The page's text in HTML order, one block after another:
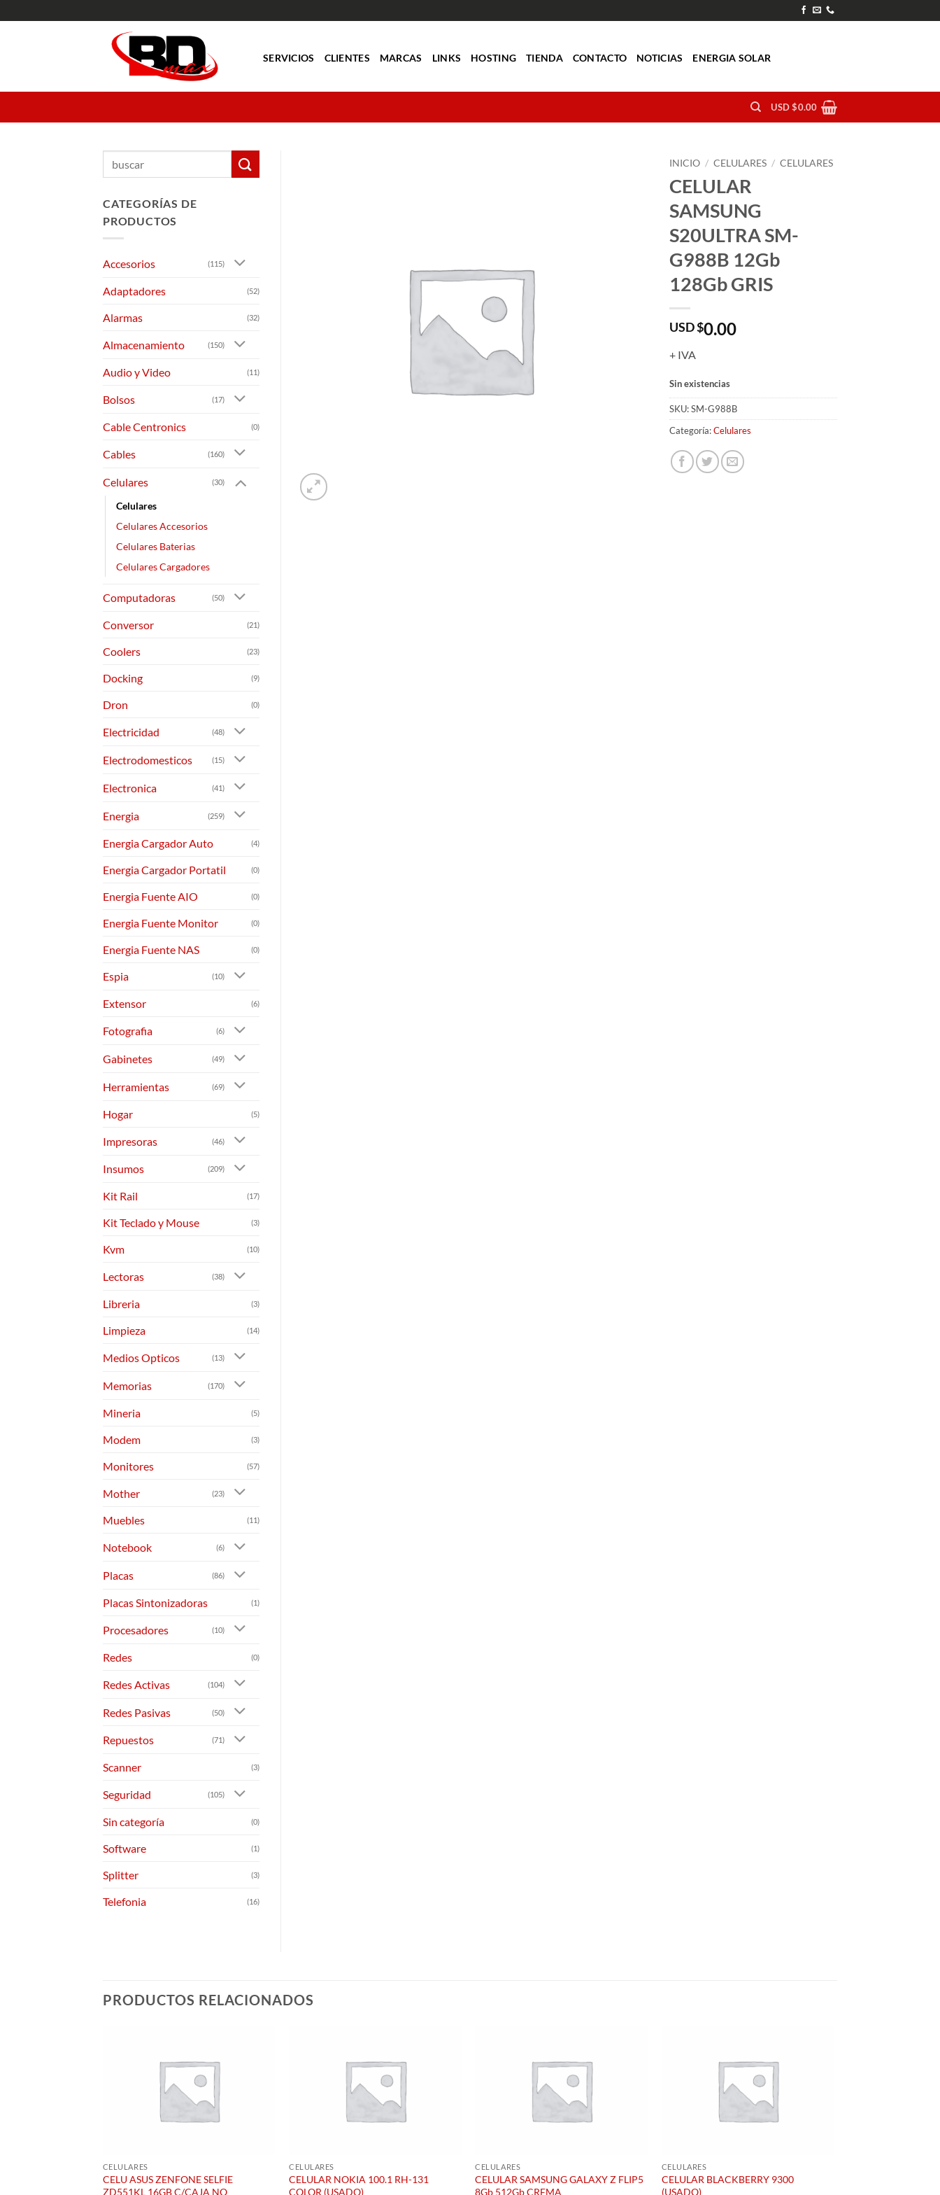
al
SERVICIOS CLIENTES MARCAS LINKS HOSTING TIENDA CONTACTO NOTICIAS ENERGIA SOLAR
USD $0.00
INICIO / CELULARES / CELULARES
CELULAR
SAMSUNG
S20ULTRA SM-
G988B 12Gb
128Gb GRIS
USD $0.00
+ IVA
Sin existencias
SKU:SM-G988B
Categoría:Celulares
CATEGORÍAS DE
PRODUCTOS
Accesorios (115)
Adaptadores (52)
Alarmas (32)
Almacenamiento (150)
Audio y Video (11)
Bolsos (17)
Cable Centronics (0)
Cables (160)
Celulares (30)
Celulares
Celulares Accesorios
Celulares Baterias
Celulares Cargadores
Computadoras (50)
Conversor (21)
Coolers (23)
Docking (9)
Dron (0)
Electricidad (48)
Electrodomesticos (15)
Electronica (41)
Energia (259)
Energia Cargador Auto (4)
Energia Cargador Portatil (0)
Energia Fuente AIO (0)
Energia Fuente Monitor (0)
Energia Fuente NAS (0)
Espia (10)
Extensor (6)
Fotografia (6)
Gabinetes (49)
Herramientas (69)
Hogar (5)
Impresoras (46)
Insumos (209)
Kit Rail (17)
Kit Teclado y Mouse (3)
Kvm (10)
Lectoras (38)
Libreria (3)
Limpieza (14)
Medios Opticos (13)
Memorias (170)
Mineria (5)
Modem (3)
Monitores (57)
Mother (23)
Muebles (11)
Notebook (6)
Placas (86)
Placas Sintonizadoras (1)
Procesadores (10)
Redes (0)
Redes Activas (104)
Redes Pasivas (50)
Repuestos (71)
Scanner (3)
Seguridad (105)
Sin categoría (0)
Software (1)
Splitter (3)
Telefonia (16)
PRODUCTOS RELACIONADOS
CELULARES
CELU ASUS ZENFONE SELFIE
ZD551KL 16GB C/CAJA NO
CELULARES
CELULAR NOKIA 100.1 RH-131
COLOR (USADO)
CELULARES
CELULAR SAMSUNG GALAXY Z FLIP5
8Gb 512Gb CREMA
CELULARES
CELULAR BLACKBERRY 9300
(USADO)